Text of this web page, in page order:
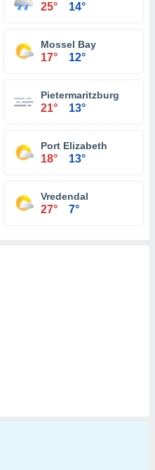
25° 14°
Mossel Bay
17° 12°
Pietermaritzburg
21° 13°
Port Elizabeth
18° 13°
Vredendal
27° 7°